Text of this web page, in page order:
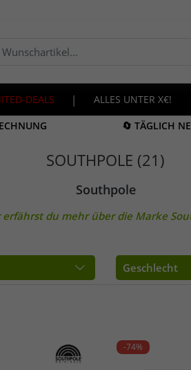
DEALS | ALLES UNTER X€!
🔄 TÄGLICH
SOUTHPOLE (21)
Southpole
erfährst du mehr über die Marke
Geschlecht
-74%